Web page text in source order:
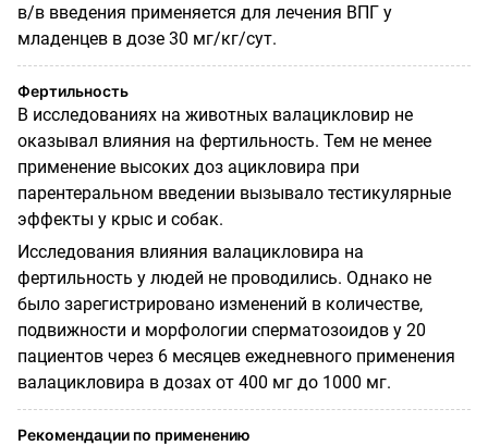
в/в введения применяется для лечения ВПГ у
младенцев в дозе 30 мг/кг/сут.
Фертильность
В исследованиях на животных валацикловир не
оказывал влияния на фертильность. Тем не менее
применение высоких доз ацикловира при
парентеральном введении вызывало тестикулярные
эффекты у крыс и собак.
Исследования влияния валацикловира на
фертильность у людей не проводились. Однако не
было зарегистрировано изменений в количестве,
подвижности и морфологии сперматозоидов у 20
пациентов через 6 месяцев ежедневного применения
валацикловира в дозах от 400 мг до 1000 мг.
Рекомендации по применению